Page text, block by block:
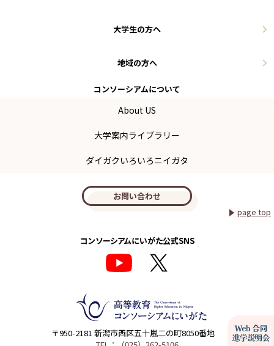
〒950-2181 新潟市西区五十嵐二の町8050番地
大学生の方へ
地域の方へ
コンソーシアムについて
About US
大学案内ライブラリー
ダイガクいろいろニイガタ
お問い合わせ
page top
コンソーシアムにいがた公式SNS